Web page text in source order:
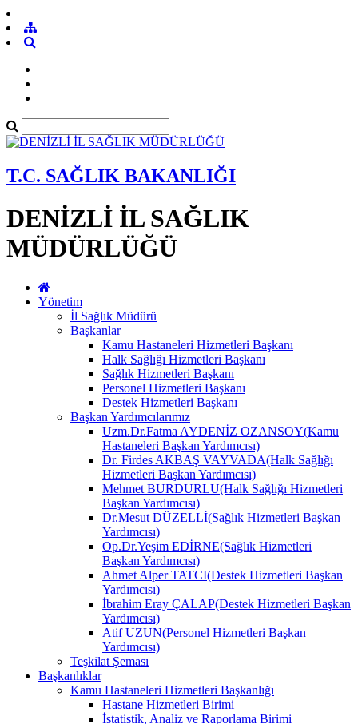
T.C. SAĞLIK BAKANLIĞI
DENİZLİ İL SAĞLIK
MÜDÜRLÜĞÜ
Yönetim
İl Sağlık Müdürü
Başkanlar
Kamu Hastaneleri Hizmetleri Başkanı
Halk Sağlığı Hizmetleri Başkanı
Sağlık Hizmetleri Başkanı
Personel Hizmetleri Başkanı
Destek Hizmetleri Başkanı
Başkan Yardımcılarımız
Uzm.Dr.Fatma AYDENİZ OZANSOY(Kamu
Hastaneleri Başkan Yardımcısı)
Dr. Firdes AKBAŞ VAYVADA(Halk Sağlığı
Hizmetleri Başkan Yardımcısı)
Mehmet BURDURLU(Halk Sağlığı Hizmetleri
Başkan Yardımcısı)
Dr.Mesut DÜZELLİ(Sağlık Hizmetleri Başkan
Yardımcısı)
Op.Dr.Yeşim EDİRNE(Sağlık Hizmetleri
Başkan Yardımcısı)
Ahmet Alper TATCI(Destek Hizmetleri Başkan
Yardımcısı)
İbrahim Eray ÇALAP(Destek Hizmetleri Başkan
Yardımcısı)
Atif UZUN(Personel Hizmetleri Başkan
Yardımcısı)
Teşkilat Şeması
Başkanlıklar
Kamu Hastaneleri Hizmetleri Başkanlığı
Hastane Hizmetleri Birimi
İstatistik, Analiz ve Raporlama Birimi